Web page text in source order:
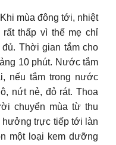
mùa đông tới, nhiệt
thấp vì thế mẹ chỉ
Thời gian tắm cho
10 phút. Nước tắm
nếu tắm trong nước
nứt nẻ, đỏ rát. Thoa
chuyển mùa từ thu
hưởng trực tiếp tới làn
một loại kem dưỡng